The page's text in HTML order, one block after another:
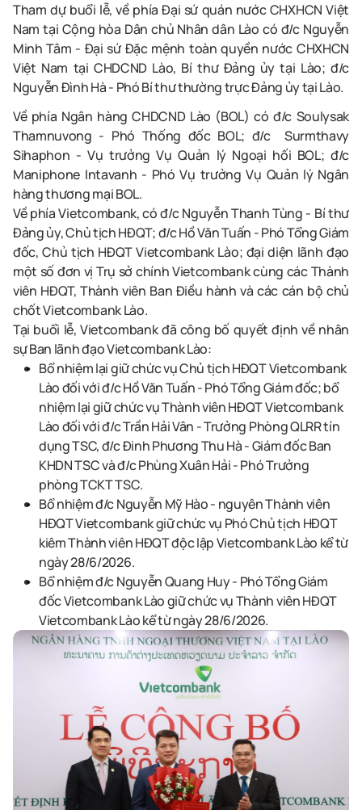
Tham dự buổi lễ, về phíaĐại sứ quán nước CHXHCN Việt
Nam tại Cộng hòa Dân chủ Nhân dân Lào có đ/c Nguyễn
Minh Tâm - Đại sứ Đặc mệnh toàn quyền nước CHXHCN
Việt Nam tại CHDCND Lào, Bí thư Đảng ủy tại Lào; đ/c
Nguyễn Đình Hà - Phó Bí thư thường trực Đảng ủy tại Lào.
Về phía Ngân hàng CHDCND Lào (BOL) có đ/c Soulysak
Thamnuvong - Phó Thống đốc BOL; đ/c ⁠ Surmthavy
Sihaphon - Vụ trưởng Vụ Quản lý Ngoại hối BOL; đ/c
Maniphone Intavanh - Phó Vụ trưởng Vụ Quản lý Ngân
hàng thương mại BOL.
Về phía Vietcombank, có đ/c Nguyễn Thanh Tùng - Bí thư
Đảng ủy, Chủ tịch HĐQT; đ/c Hồ Văn Tuấn - Phó Tổng Giám
đốc, Chủ tịch HĐQT Vietcombank Lào; đại diện lãnh đạo
một số đơn vị Trụ sở chính Vietcombank cùng các Thành
viên HĐQT, Thành viên Ban Điều hành và các cán bộ chủ
chốt Vietcombank Lào.
Tại buổi lễ, Vietcombank đã công bố quyết định về nhân
sự Ban lãnh đạo Vietcombank Lào:
Bổ nhiệm lại giữ chức vụ Chủ tịch HĐQT Vietcombank
Lào đối với đ/c Hồ Văn Tuấn - Phó Tổng Giám đốc; bổ
nhiệm lại giữ chức vụ Thành viên HĐQT Vietcombank
Lào đối với đ/c Trần Hải Vân - Trưởng Phòng QLRR tín
dụng TSC, đ/c Đinh Phương Thu Hà - Giám đốc Ban
KHDN TSC và đ/c Phùng Xuân Hải - Phó Trưởng
phòng TCKT TSC.
Bổ nhiệm đ/c Nguyễn Mỹ Hào - nguyên Thành viên
HĐQT Vietcombank giữ chức vụ Phó Chủ tịch HĐQT
kiêm Thành viên HĐQT độc lập Vietcombank Lào kể từ
ngày 28/6/2026.
Bổ nhiệm đ/c Nguyễn Quang Huy - Phó Tổng Giám
đốc Vietcombank Lào giữ chức vụ Thành viên HĐQT
Vietcombank Lào kể từ ngày 28/6/2026.